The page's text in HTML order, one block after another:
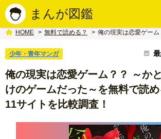
まんが図鑑
HOME 無料で読める？ 俺の現実は恋愛ゲー
少年・青年マンガ
俺の現実は恋愛ゲーム？？ ～か
けのゲームだった～を無料で読
11サイトを比較調査！